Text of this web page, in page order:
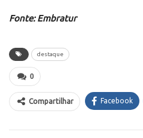
Fonte: Embratur
destaque
0
Compartilhar Facebook